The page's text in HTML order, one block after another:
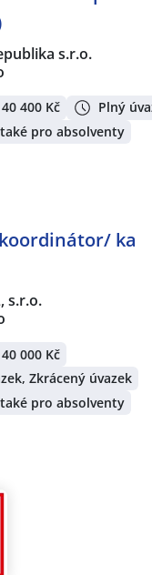
s.r.o.
400 Kč
Plný
pro absolventy
ka
s.r.o.
000 Kč
Zkrácený úvazek
pro absolventy